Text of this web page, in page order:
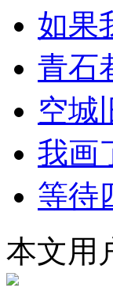
如果
青石
空城
我画
等待
本文用